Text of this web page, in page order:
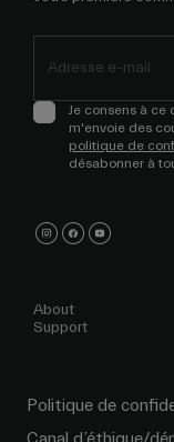
Je consens à
m'envoie des
politique de
désabonner à
About
Support
Politique de